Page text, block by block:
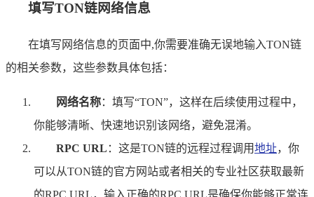
填写TON链网络信息
在填写网络信息的页面中,你需要准确无误地输入TON链
的相关参数，这些参数具体包括：
网络名称：填写“TON”，这样在后续使用过程中，
你能够清晰、快速地识别该网络，避免混淆。
RPC URL ：这是TON链的远程过程调用地址，你
可以从TON链的官方网站或者相关的专业社区获取最新
的RPC URL，输入正确的RPC URL是确保你能够正常连